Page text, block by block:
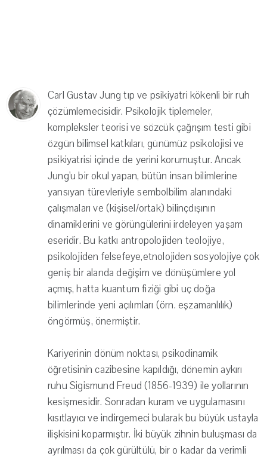
Carl Gustav Jung tıp ve psikiyatri kökenli bir ruh
çözümlemecisidir. Psikolojik tiplemeler,
kompleksler teorisi ve sözcük çağrışım testi gibi
özgün bilimsel katkıları, günümüz psikolojisi ve
psikiyatrisi içinde de yerini korumuştur. Ancak
Jung'u bir okul yapan, bütün insan bilimlerine
yansıyan türevleriyle sembolbilim alanındaki
çalışmaları ve (kişisel/ortak) bilinçdışının
dinamiklerini ve görüngülerini irdeleyen yaşam
eseridir. Bu katkı antropolojiden teolojiye,
psikolojiden felsefeye,etnolojiden sosyolojiye çok
geniş bir alanda değişim ve dönüşümlere yol
açmış, hatta kuantum fiziği gibi uç doğa
bilimlerinde yeni açılımları (örn. eşzamanlılık)
öngörmüş, önermiştir.
Kariyerinin dönüm noktası, psikodinamik
öğretisinin cazibesine kapıldığı, dönemin aykırı
ruhu Sigismund Freud (1856-1939) ile yollarının
kesişmesidir. Sonradan kuram ve uygulamasını
kısıtlayıcı ve indirgemeci bularak bu büyük ustayla
ilişkisini koparmıştır. İki büyük zihnin buluşması da
ayrılması da çok gürültülü, bir o kadar da verimli